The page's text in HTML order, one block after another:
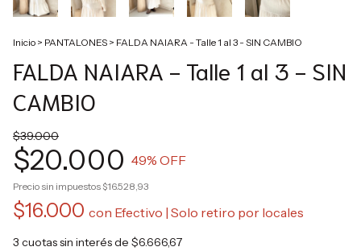
Inicio > PANTALONES > FALDA NAIARA - Talle 1 al 3 - SIN CAMBIO
FALDA NAIARA - Talle 1 al 3 - SIN
CAMBIO
$39.000
$20.000 49% OFF
Precio sin impuestos$16.528,93
$16.000 con Efectivo | Solo retiro por locales
3 cuotas sin interés de $6.666,67